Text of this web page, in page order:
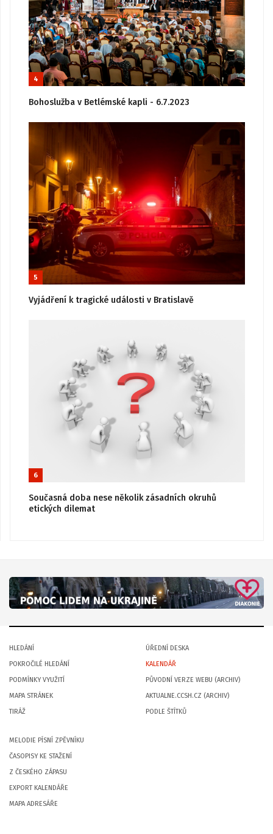
4
Bohoslužba v Betlémské kapli - 6.7.2023
5
Vyjádření k tragické události v Bratislavě
6
Současná doba nese několik zásadních okruhů
etických dilemat
HLEDÁNÍ
POKROČILÉ HLEDÁNÍ
PODMÍNKY VYUŽITÍ
MAPA STRÁNEK
TIRÁŽ
ÚŘEDNÍ DESKA
KALENDÁŘ
PŮVODNÍ VERZE WEBU (ARCHIV)
AKTUALNE.CCSH.CZ (ARCHIV)
PODLE ŠTÍTKŮ
MELODIE PÍSNÍ ZPĚVNÍKU
ČASOPISY KE STAŽENÍ
Z ČESKÉHO ZÁPASU
EXPORT KALENDÁŘE
MAPA ADRESÁŘE